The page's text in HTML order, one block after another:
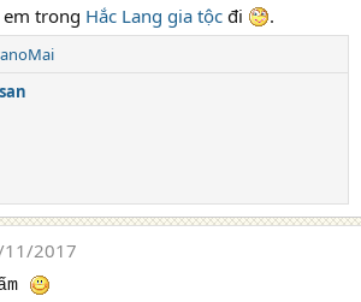
em trong Hắc Lang gia tộc đi .
2017